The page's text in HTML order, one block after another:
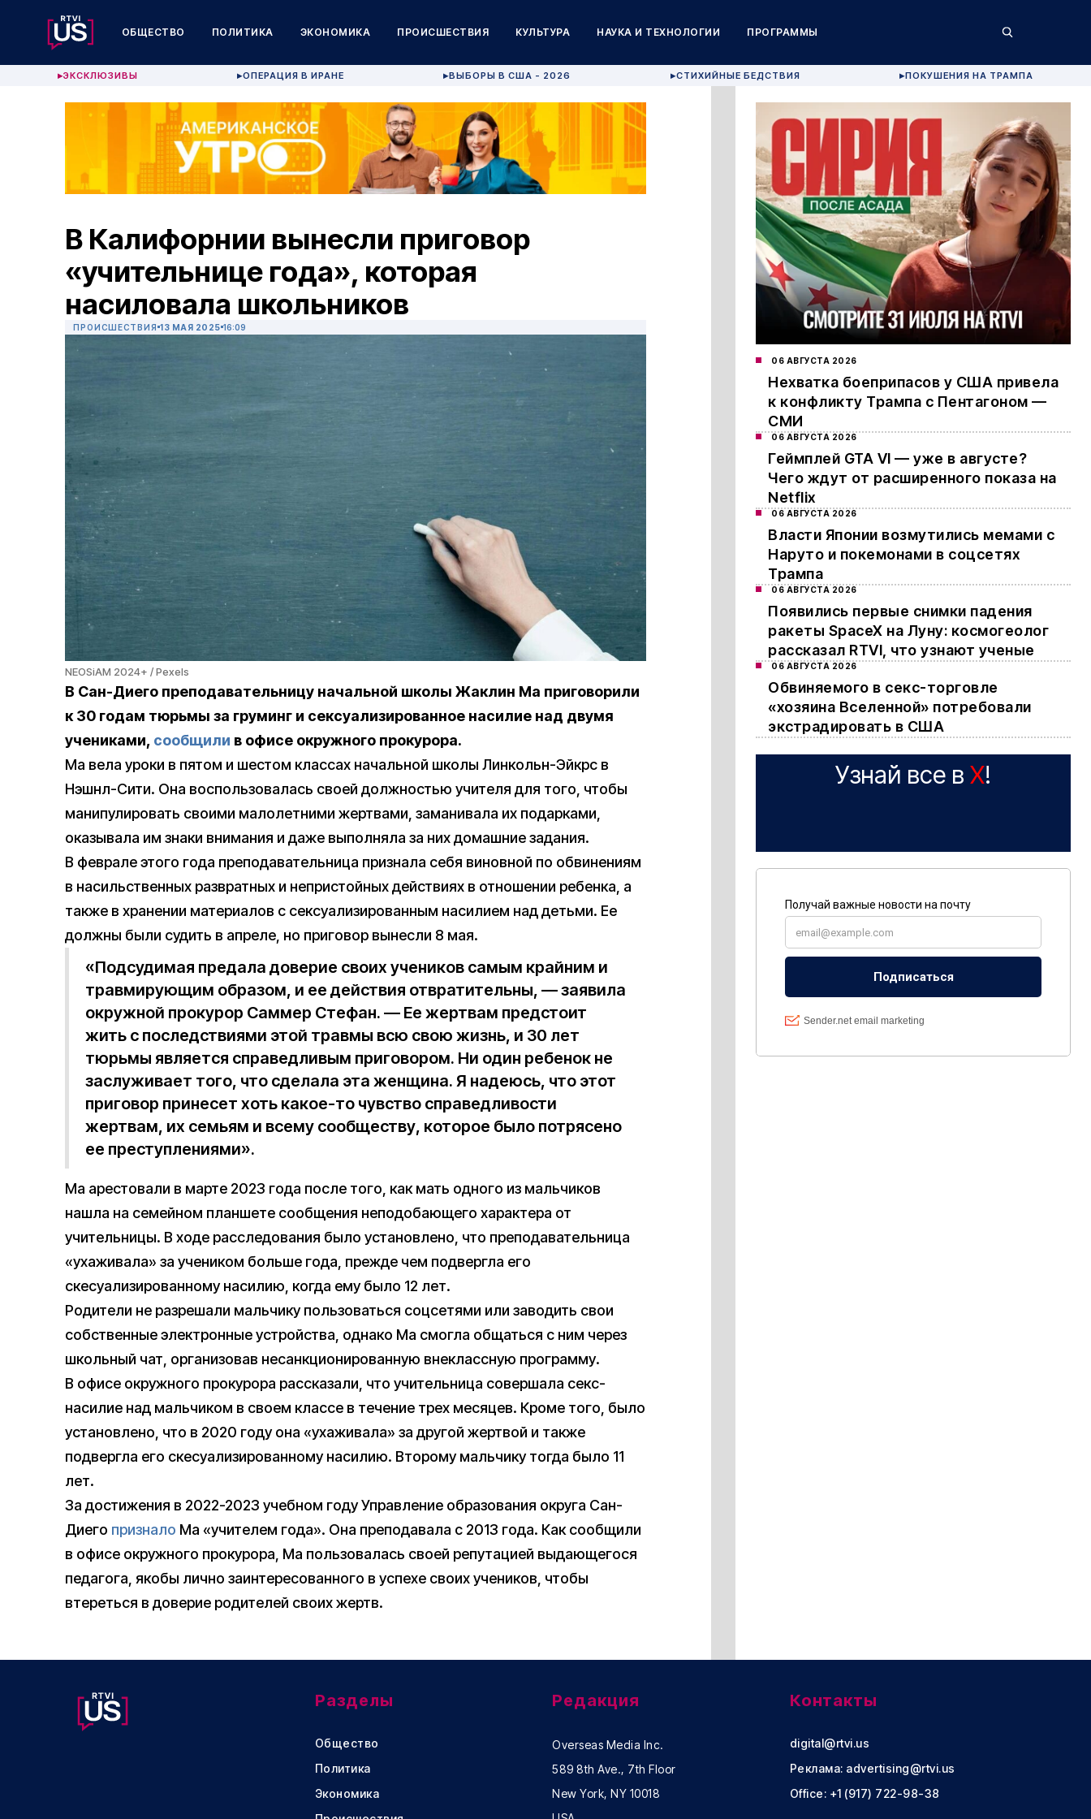
ОБЩЕСТВО ПОЛИТИКА ЭКОНОМИКА ПРОИСШЕСТВИЯ КУЛЬТУРА НАУКА И ТЕХНОЛОГИИ ПРОГРАММЫ
▶ЭКСКЛЮЗИВЫ ▶ОПЕРАЦИЯ В ИРАНЕ ▶ВЫБОРЫ В США - 2026 ▶СТИХИЙНЫЕ БЕДСТВИЯ ▶ПОКУШЕНИЯ НА ТРАМПА
В Калифорнии вынесли приговор
«учительнице года», которая
насиловала школьников
ПРОИСШЕСТВИЯ 13 МАЯ 2025 16:09
NEOSiAM 2024+ / Pexels
В Сан-Диего преподавательницу начальной школы Жаклин Ма приговорили
к 30 годам тюрьмы за груминг и сексуализированное насилие над двумя
учениками, сообщили в офисе окружного прокурора.
Ма вела уроки в пятом и шестом классах начальной школы Линкольн-Эйкрс в
Нэшнл-Сити. Она воспользовалась своей должностью учителя для того, чтобы
манипулировать своими малолетними жертвами, заманивала их подарками,
оказывала им знаки внимания и даже выполняла за них домашние задания.
В феврале этого года преподавательница признала себя виновной по обвинениям
в насильственных развратных и непристойных действиях в отношении ребенка, а
также в хранении материалов с сексуализированным насилием над детьми. Ее
должны были судить в апреле, но приговор вынесли 8 мая.
«Подсудимая предала доверие своих учеников самым крайним и
травмирующим образом, и ее действия отвратительны, — заявила
окружной прокурор Саммер Стефан. — Ее жертвам предстоит
жить с последствиями этой травмы всю свою жизнь, и 30 лет
тюрьмы является справедливым приговором. Ни один ребенок не
заслуживает того, что сделала эта женщина. Я надеюсь, что этот
приговор принесет хоть какое-то чувство справедливости
жертвам, их семьям и всему сообществу, которое было потрясено
ее преступлениями».
Ма арестовали в марте 2023 года после того, как мать одного из мальчиков
нашла на семейном планшете сообщения неподобающего характера от
учительницы. В ходе расследования было установлено, что преподавательница
«ухаживала» за учеником больше года, прежде чем подвергла его
скесуализированному насилию, когда ему было 12 лет.
Родители не разрешали мальчику пользоваться соцсетями или заводить свои
собственные электронные устройства, однако Ма смогла общаться с ним через
школьный чат, организовав несанкционированную внеклассную программу.
В офисе окружного прокурора рассказали, что учительница совершала секс-
насилие над мальчиком в своем классе в течение трех месяцев. Кроме того, было
установлено, что в 2020 году она «ухаживала» за другой жертвой и также
подвергла его скесуализированному насилию. Второму мальчику тогда было 11
лет.
За достижения в 2022-2023 учебном году Управление образования округа Сан-
Диего признало Ма «учителем года». Она преподавала с 2013 года. Как сообщили
в офисе окружного прокурора, Ма пользовалась своей репутацией выдающегося
педагога, якобы лично заинтересованного в успехе своих учеников, чтобы
втереться в доверие родителей своих жертв.
06 АВГУСТА 2026
Нехватка боеприпасов у США привела
к конфликту Трампа с Пентагоном —
СМИ
06 АВГУСТА 2026
Геймплей GTA VI — уже в августе?
Чего ждут от расширенного показа на
Netflix
06 АВГУСТА 2026
Власти Японии возмутились мемами с
Наруто и покемонами в соцсетях
Трампа
06 АВГУСТА 2026
Появились первые снимки падения
ракеты SpaceX на Луну: космогеолог
рассказал RTVI, что узнают ученые
06 АВГУСТА 2026
Обвиняемого в секс-торговле
«хозяина Вселенной» потребовали
экстрадировать в США
Узнай все в X!
Разделы
Общество
Политика
Экономика
Редакция
Overseas Media Inc.
589 8th Ave., 7th Floor
New York, NY 10018
Контакты
digital@rtvi.us
Реклама: advertising@rtvi.us
Office: +1 (917) 722-98-38